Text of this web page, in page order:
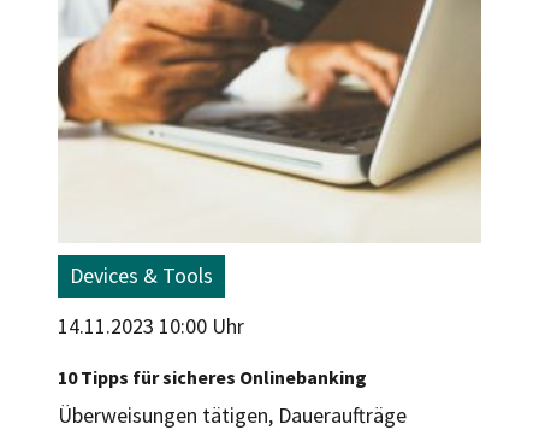
Devices & Tools
14.11.2023 10:00 Uhr
10 Tipps für sicheres Onlinebanking
Überweisungen tätigen, Daueraufträge